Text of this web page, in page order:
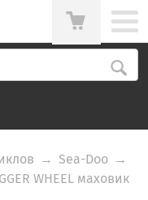
→ Sea-Doo →
WHEEL маховик